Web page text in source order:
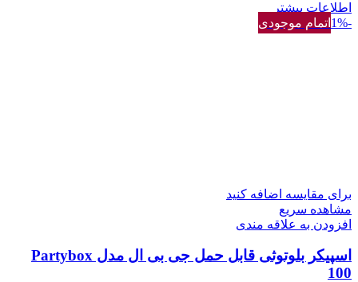
اطلاعات بیشتر
-1%
اتمام موجودی
برای مقایسه اضافه کنید
مشاهده سریع
افزودن به علاقه مندی
اسپیکر بلوتوثی قابل حمل جی بی ال مدل Partybox
100